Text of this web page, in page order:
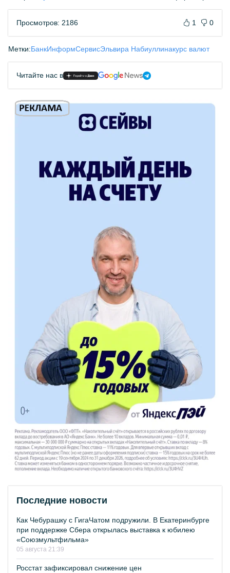
Просмотров: 2186 1 0
Метки:БанкИнформСервисЭльвира Набиуллинакурс валют
Читайте нас в
Последние новости
Как Чебурашку с ГигаЧатом подружили. В Екатеринбурге
при поддержке Сбера открылась выставка к юбилею
«Союзмультфильма»
05 августа 21:39
Росстат зафиксировал снижение цен